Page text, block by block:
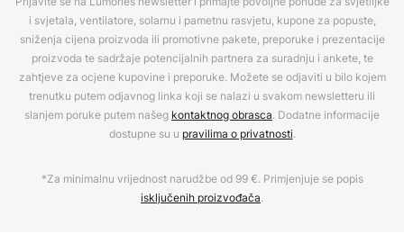
i svjetala, ventilatore, solarnu i pametnu rasvjetu, kupone za popuste,
sniženja cijena proizvoda ili promotivne pakete, preporuke i prezentacije
proizvoda te sadržaje potencijalnih partnera za suradnju i ankete, te
zahtjeve za ocjene kupovine i preporuke. Možete se odjaviti u bilo kojem
trenutku putem odjavnog linka koji se nalazi u svakom newsletteru ili
slanjem poruke putem našeg kontaktnog obrasca. Dodatne informacije
dostupne su u pravilima o privatnosti.
*Za minimalnu vrijednost narudžbe od 99 €. Primjenjuje se popis
isključenih proizvođača.